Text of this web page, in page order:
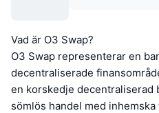
Vad är O3 Swap?
O3 Swap representerar en
decentraliserade
en korskedje decentraliserad
sömlös handel med